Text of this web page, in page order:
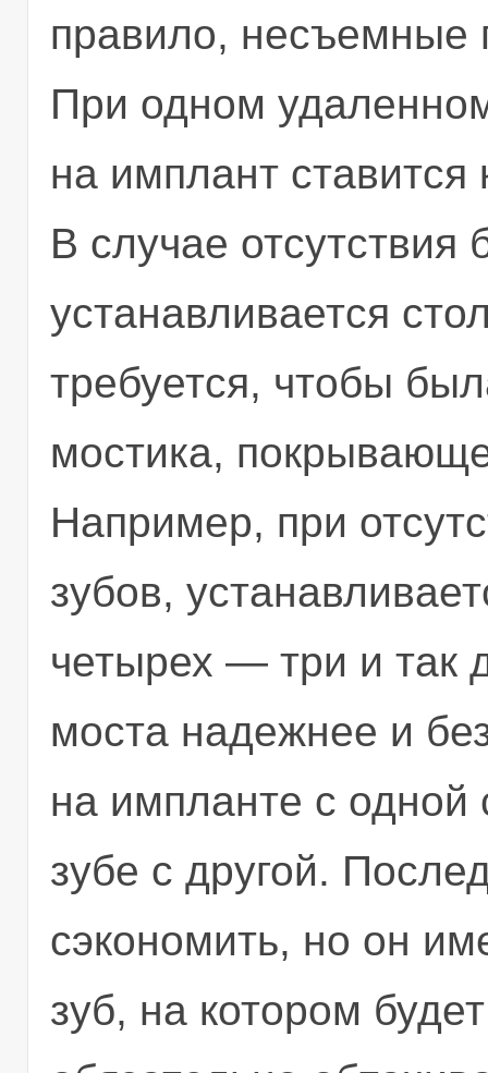
правило, несъемные
При одном
на имплант ставится
В случае отсутствия
устанавливается
требуется, чтобы
мостика,
Например, при
зубов,
четырех — три и так
моста надежнее и
на импланте с одной
зубе с другой.
сэкономить, но он
зуб, на котором